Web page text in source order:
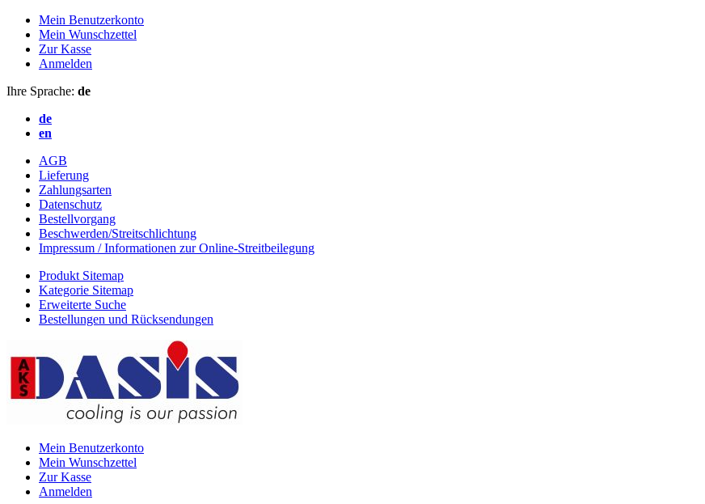
Mein Benutzerkonto
Mein Wunschzettel
Zur Kasse
Anmelden
Ihre Sprache: de
de
en
AGB
Lieferung
Zahlungsarten
Datenschutz
Bestellvorgang
Beschwerden/Streitschlichtung
Impressum / Informationen zur Online-Streitbeilegung
Produkt Sitemap
Kategorie Sitemap
Erweiterte Suche
Bestellungen und Rücksendungen
Mein Benutzerkonto
Mein Wunschzettel
Zur Kasse
Anmelden